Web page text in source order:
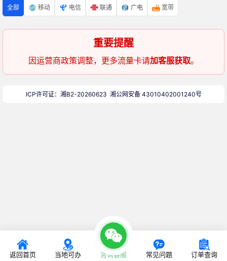
全部 移动 电信 联通 广电 宽带
重要提醒
因运营商政策调整，更多流量卡请加客服获取。
返回首页 当地可办 咨询客服 常见问题 订单查询
ICP许可证：湘B2-20260623 湘公网安备 43010402001240号